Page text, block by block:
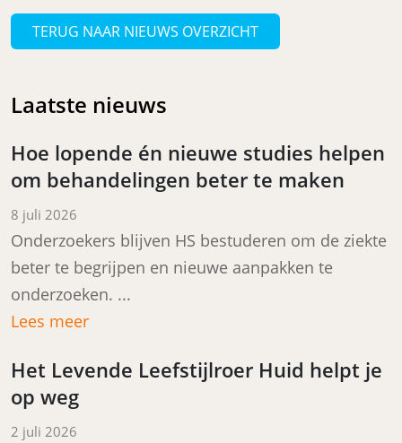
TERUG NAAR NIEUWS OVERZICHT
Laatste nieuws
Hoe lopende én nieuwe studies helpen
om behandelingen beter te maken
Posted on
8 juli 2026
Onderzoekers blijven HS bestuderen om de ziekte
beter te begrijpen en nieuwe aanpakken te
onderzoeken. ...
Lees meer
Het Levende Leefstijlroer Huid helpt je
op weg
Posted on
2 juli 2026